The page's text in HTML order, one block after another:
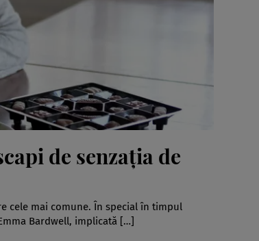
de senzația de
cele mai comune. În special în timpul
Bardwell, implicată […]